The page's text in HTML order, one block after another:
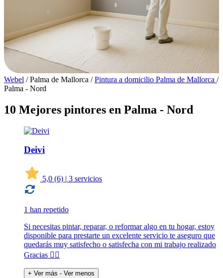
Webel / Palma de Mallorca / Pintura a domicilio Palma de Mallorca /
Palma - Nord
10 Mejores pintores en Palma - Nord
Deivi
5,0 (6) | 3 servicios
1 han repetido
Si necesitas pintar, reparar, o reformar algo en tu hogar, estoy
disponible para prestarte un excelente servicio te aseguro que
quedarás muy satisfecho o satisfecha con mi trabajo realizado
Gracias 👍🏽
+ Ver más - Ver menos